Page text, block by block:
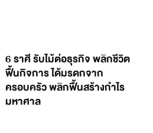
6 ราศี รับไม้ต่อธุรกิจ พลิกชีวิต
ฟื้นกิจการ ได้มรดกจาก
ครอบครัว พลิกฟื้นสร้างกำไร
มหาศาล